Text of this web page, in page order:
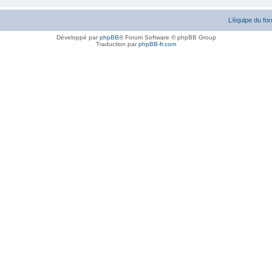
L’équipe du
Développé parphpBB® Forum Software © phpBB Group
Traduction parphpBB-fr.com